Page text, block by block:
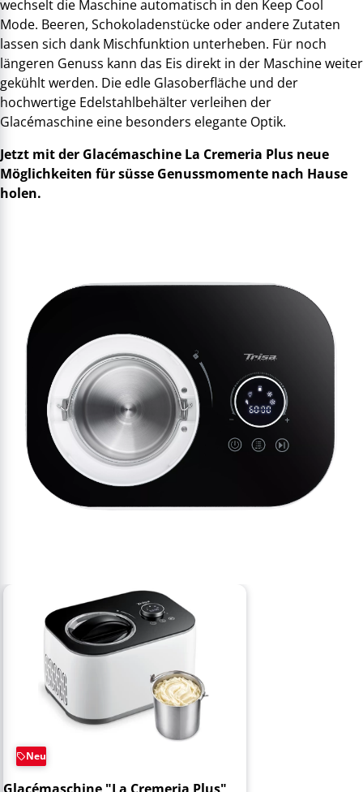
wechselt die Maschine automatisch in den Keep Cool
Mode. Beeren, Schokoladenstücke oder andere Zutaten
lassen sich dank Mischfunktion unterheben. Für noch
längeren Genuss kann das Eis direkt in der Maschine weiter
gekühlt werden. Die edle Glasoberfläche und der
hochwertige Edelstahlbehälter verleihen der
Glacémaschine eine besonders elegante Optik.
Jetzt mit der Glacémaschine La Cremeria Plus neue
Möglichkeiten für süsse Genussmomente nach Hause
holen.
Neu